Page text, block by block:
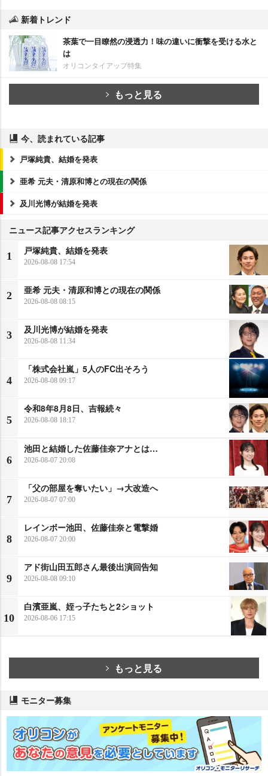
新着トレンド
茶葉で一目瞭然の浸透力！味の違いに衝撃を受ける水と
は
オリコンタイアップ特集
もっと見る
今、読まれている記事
戸塚純貴、結婚を発表
亜希 元夫・清原和博との現在の関係
及川光博が結婚を発表
ニュース記事アクセスランキング
1
戸塚純貴、結婚を発表
2026-08-08 17:54
2
亜希 元夫・清原和博との現在の関係
2026-08-08 08:15
3
及川光博が結婚を発表
2026-08-08 11:34
4
「株式会社嵐」5人のFC出そろう
2026-08-08 09:17
5
令和8年8月8日、吉報続々
2026-08-08 18:17
6
池田と結婚した佐藤佳奈アナとは…
2026-08-07 20:08
7
「父の部屋を奪いたい」→大改造へ
2026-08-07 07:00
8
レインボー池田、佐藤佳奈と電撃婚
2026-08-07 20:00
9
アド街山田五郎さん最後出演回告知
2026-08-08 09:10
10
白濱亜嵐、姪っ子たちと2ショット
2026-08-06 17:15
もっと見る
モニター募集